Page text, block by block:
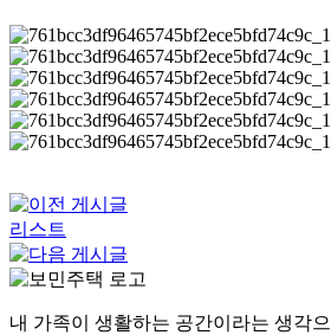
리스트
내 가족이 생활하는 공간이라는 생각